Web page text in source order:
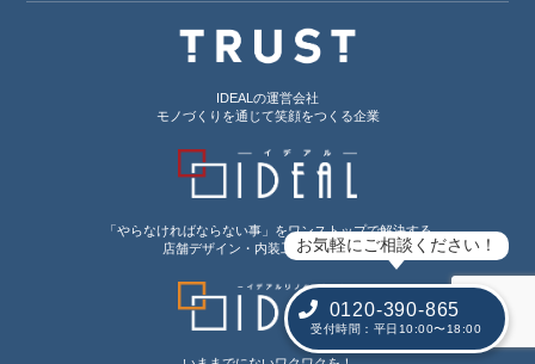
お気軽にご相談ください！
0120-390-865
受付時間：平日10:00〜18:00
IDEALの運営会社
モノづくりを通じて笑顔をつくる企業
「やらなければならない事」をワンストップで解決する
店舗デザイン・内装工事専門サイト